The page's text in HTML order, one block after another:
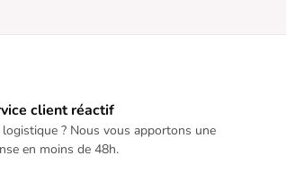
client réactif
? Nous vous apportons une
en moins de 48h.